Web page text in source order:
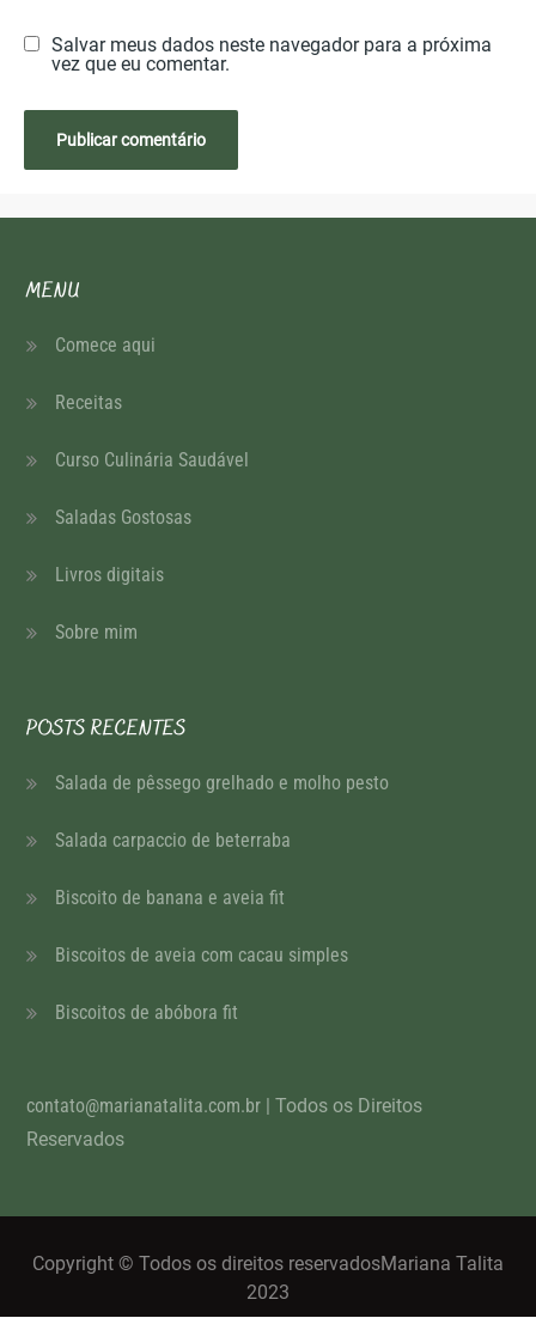
Salvar meus dados neste navegador para a próxima
vez que eu comentar.
MENU
Comece aqui
Receitas
Curso Culinária Saudável
Saladas Gostosas
Livros digitais
Sobre mim
POSTS RECENTES
Salada de pêssego grelhado e molho pesto
Salada carpaccio de beterraba
Biscoito de banana e aveia fit
Biscoitos de aveia com cacau simples
Biscoitos de abóbora fit
contato@marianatalita.com.br | Todos os Direitos
Reservados
Copyright © Todos os direitos reservadosMariana Talita
2023